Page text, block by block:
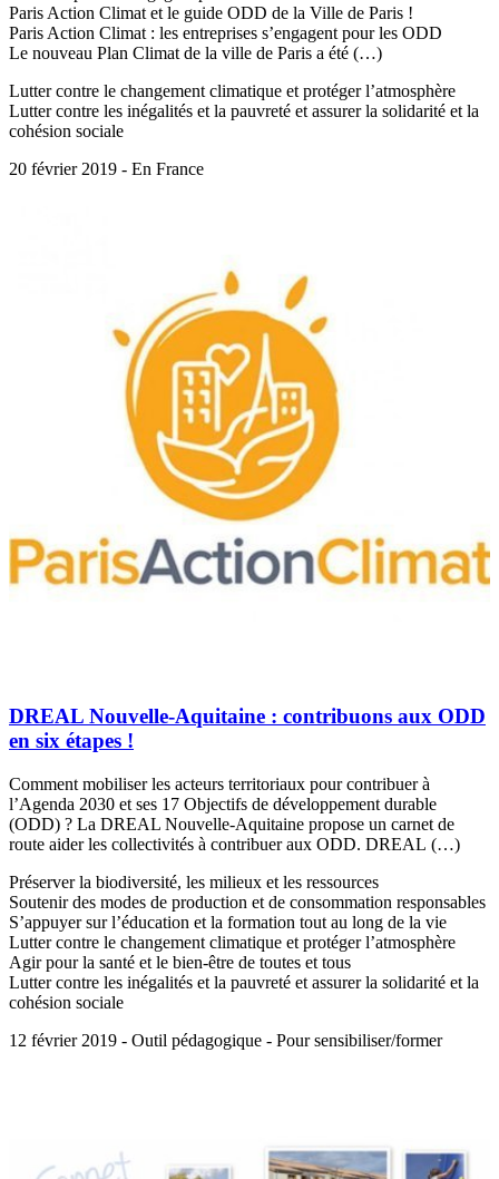
Paris Action Climat et le guide ODD de la Ville de Paris !
Paris Action Climat : les entreprises s’engagent pour les ODD
Le nouveau Plan Climat de la ville de Paris a été (…)
Lutter contre le changement climatique et protéger l’atmosphère
Lutter contre les inégalités et la pauvreté et assurer la solidarité et la
cohésion sociale
20 février 2019 - En France
DREAL Nouvelle-Aquitaine : contribuons aux ODD
en six étapes !
Comment mobiliser les acteurs territoriaux pour contribuer à
l’Agenda 2030 et ses 17 Objectifs de développement durable
(ODD) ? La DREAL Nouvelle-Aquitaine propose un carnet de
route aider les collectivités à contribuer aux ODD. DREAL (…)
Préserver la biodiversité, les milieux et les ressources
Soutenir des modes de production et de consommation responsables
S’appuyer sur l’éducation et la formation tout au long de la vie
Lutter contre le changement climatique et protéger l’atmosphère
Agir pour la santé et le bien-être de toutes et tous
Lutter contre les inégalités et la pauvreté et assurer la solidarité et la
cohésion sociale
12 février 2019 - Outil pédagogique - Pour sensibiliser/former